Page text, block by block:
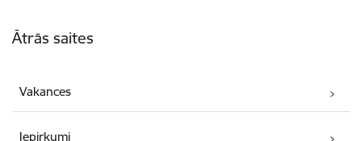
Ātrās saites
Vakances
Iepirkumi